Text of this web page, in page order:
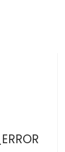
puede […]